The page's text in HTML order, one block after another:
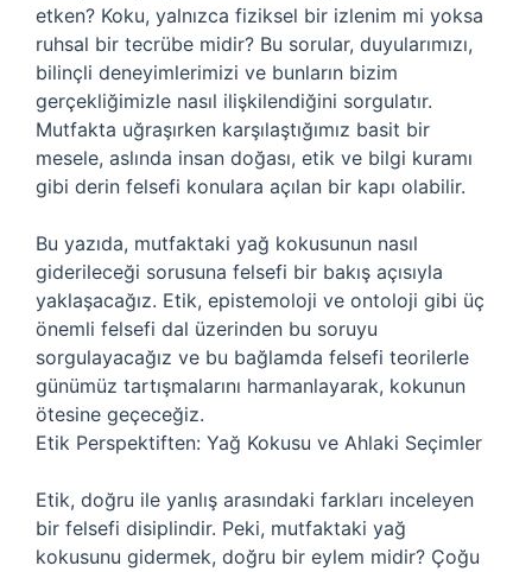
etken? Koku, yalnızca fiziksel bir izlenim mi yoksa
ruhsal bir tecrübe midir? Bu sorular, duyularımızı,
bilinçli deneyimlerimizi ve bunların bizim
gerçekliğimizle nasıl ilişkilendiğini sorgulatır.
Mutfakta uğraşırken karşılaştığımız basit bir
mesele, aslında insan doğası, etik ve bilgi kuramı
gibi derin felsefi konulara açılan bir kapı olabilir.
Bu yazıda, mutfaktaki yağ kokusunun nasıl
giderileceği sorusuna felsefi bir bakış açısıyla
yaklaşacağız. Etik, epistemoloji ve ontoloji gibi üç
önemli felsefi dal üzerinden bu soruyu
sorgulayacağız ve bu bağlamda felsefi teorilerle
günümüz tartışmalarını harmanlayarak, kokunun
ötesine geçeceğiz.
Etik Perspektiften: Yağ Kokusu ve Ahlaki Seçimler
Etik, doğru ile yanlış arasındaki farkları inceleyen
bir felsefi disiplindir. Peki, mutfaktaki yağ
kokusunu gidermek, doğru bir eylem midir? Çoğu